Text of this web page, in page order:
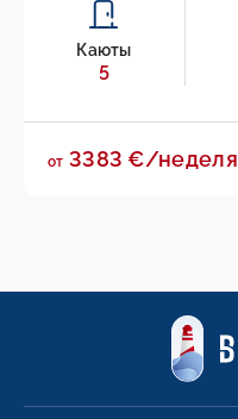
Каюты
5
от 3383 €/неделя